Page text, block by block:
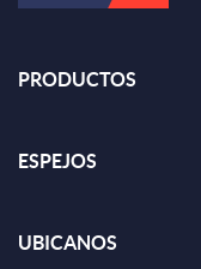
PRODUCTOS
ESPEJOS
UBICANOS